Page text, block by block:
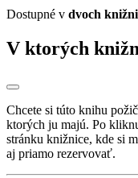
Dostupné v dvoch
V ktorých
Chcete si túto knihu
ktorých ju majú. Po
stránku knižnice, kde si
aj priamo rezervovať.